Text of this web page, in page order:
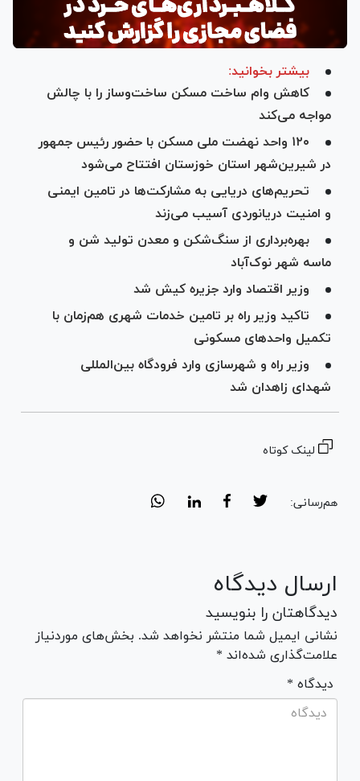
بیشتر بخوانید:
کاهش وام ساخت مسکن ساخت‌وساز را با چالش
مواجه می‌کند
۱۲۰ واحد نهضت ملی مسکن با حضور رئیس‌ جمهور
در شیرین‌شهر استان خوزستان افتتاح می‌شود
تحریم‌های دریایی به مشارکت‌ها در تامین ایمنی
و امنیت دریانوردی آسیب می‌زند
بهره‌برداری از سنگ‌شکن و معدن تولید شن و
ماسه شهر نوک‌آباد
وزیر اقتصاد وارد جزیره کیش شد
تاکید وزیر راه بر تامین خدمات شهری هم‌زمان با
تکمیل واحد‌های مسکونی
وزیر راه و شهرسازی وارد فرودگاه بین‌المللی
شهدای زاهدان شد
لینک کوتاه
هم‌رسانی:
ارسال دیدگاه
دیدگاهتان را بنویسید
نشانی ایمیل شما منتشر نخواهد شد. بخش‌های موردنیاز
علامت‌گذاری شده‌اند *
* دیدگاه